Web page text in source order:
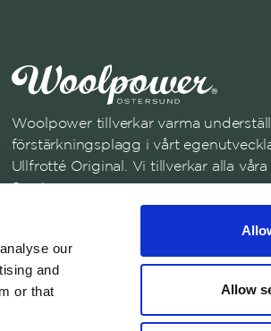
our
and
or that
Allow
Woolpower tillverkar varma
förstärkningsplagg i vårt
Ullfrotté Original. Vi tillverkar alla
Sverige.
Anmäl dig till vårt nyhetsbrev
Genom att anmäla dig till vårt nyhetsbrev
Integritetspolicy
United States
Austria